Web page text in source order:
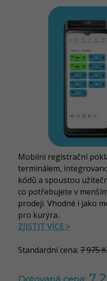
Mobilní registrační
terminálem,
kódů a spoustou
co potřebujete v
prodeji. Vhodné i jako
pro kurýra..
ZJISTIT VÍCE >
Standardní cena: 7 975